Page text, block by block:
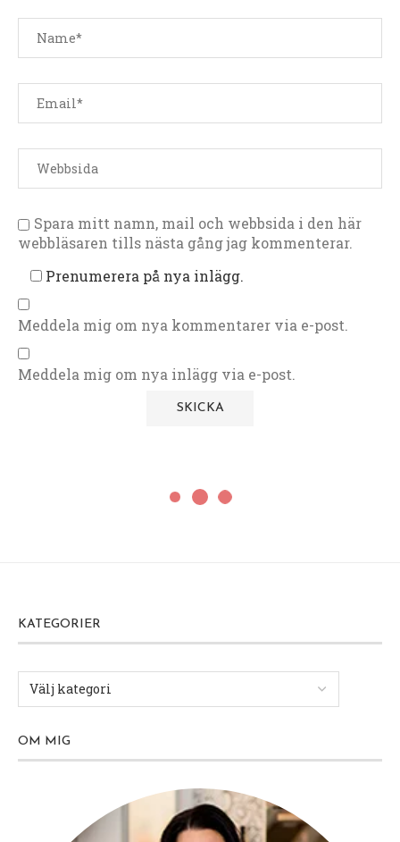
Spara mitt namn, mail och webbsida i den här
webbläsaren tills nästa gång jag kommenterar.
Prenumerera på nya inlägg.
Meddela mig om nya kommentarer via e-post.
Meddela mig om nya inlägg via e-post.
KATEGORIER
OM MIG